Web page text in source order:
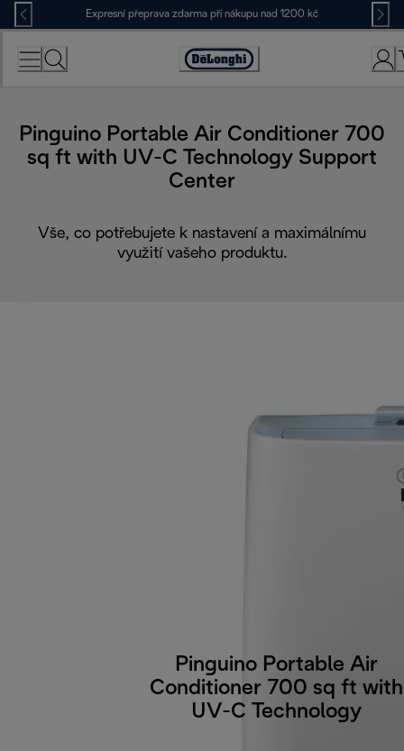
Skip
to
Content
Expresní přeprava zdarma při nákupu nad 1200 kč
Accessibility
Pinguino Portable Air Conditioner 700
sq ft with UV-C Technology Support
Center
Vše, co potřebujete k nastavení a maximálnímu
využití vašeho produktu.
Pinguino Portable Air
Conditioner 700 sq ft with
UV-C Technology